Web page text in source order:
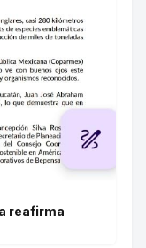
reafirma